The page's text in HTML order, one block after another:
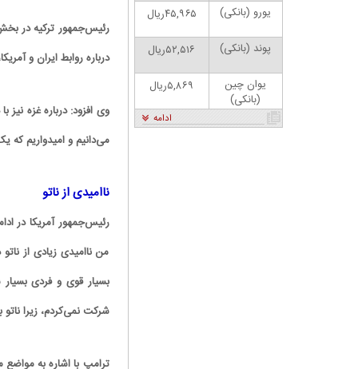
رئیس‌جمهور ترکیه در
درباره روابط ایران و
وی افزود: درباره غزه
می‌دانیم و امیدواریم
ناامیدی از ناتو
رئیس‌جمهور آمریکا در
من ناامیدی زیادی از
بسیار قوی و فردی
شرکت نمی‌کردم، زیرا ناتو
ترامپ با اشاره به
کاریکاتور | پزشکیان: بنزین ما سه‌نرخه، چشم
یورو (بانکی)
۴۵,۹۶۵ریال
پوند (بانکی)
۵۲,۵۱۶ریال
یوان چین
(بانکی)
۵,۸۶۹ریال
ادامه